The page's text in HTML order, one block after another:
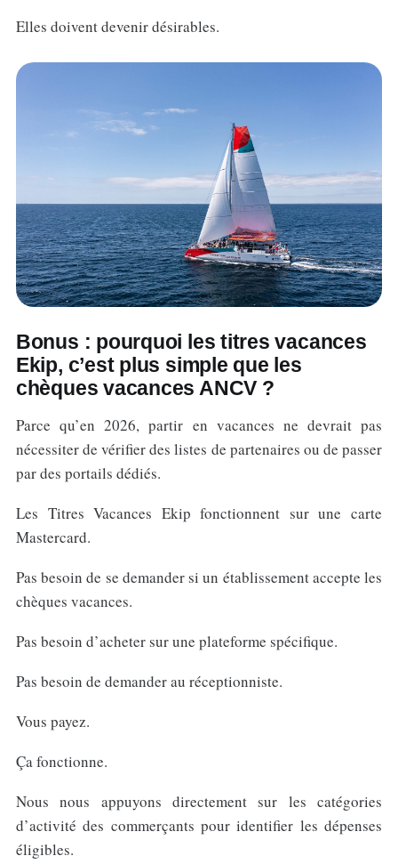
Elles doivent devenir désirables.
Bonus : pourquoi les titres vacances
Ekip, c’est plus simple que les
chèques vacances ANCV ?
Parce qu’en 2026, partir en vacances ne devrait pas
nécessiter de vérifier des listes de partenaires ou de passer
par des portails dédiés.
Les Titres Vacances Ekip fonctionnent sur une carte
Mastercard.
Pas besoin de se demander si un établissement accepte les
chèques vacances.
Pas besoin d’acheter sur une plateforme spécifique.
Pas besoin de demander au réceptionniste.
Vous payez.
Ça fonctionne.
Nous nous appuyons directement sur les catégories
d’activité des commerçants pour identifier les dépenses
éligibles.